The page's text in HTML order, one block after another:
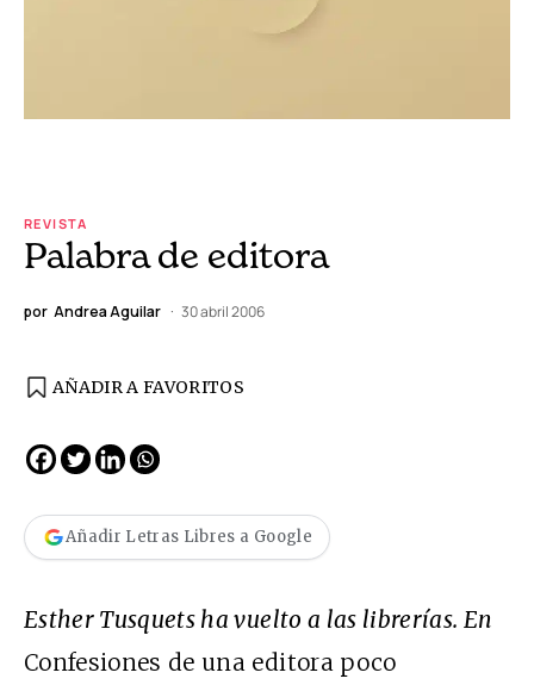
REVISTA
Palabra de editora
por Andrea Aguilar 30 abril 2006
AÑADIR A FAVORITOS
Añadir Letras Libres a Google
Esther Tusquets ha vuelto a las librerías. En
Confesiones de una editora poco